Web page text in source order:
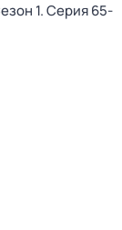
1. Серия 65-